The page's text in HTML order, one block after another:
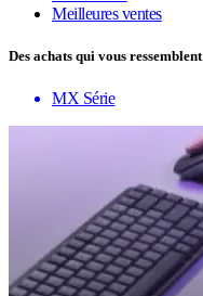
Meilleures ventes
Des achats qui vous ressemblent
MX Série